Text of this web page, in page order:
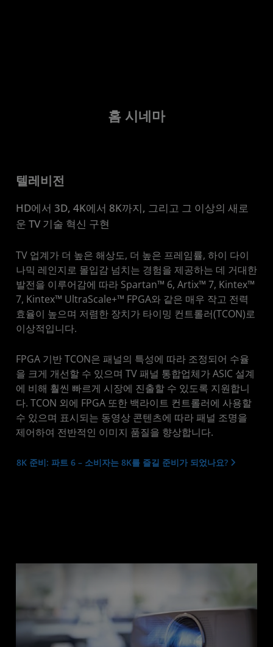
홈 시네마
텔레비전
HD에서 3D, 4K에서 8K까지, 그리고 그 이상의 새로
운 TV 기술 혁신 구현
TV 업계가 더 높은 해상도, 더 높은 프레임률, 하이 다이
나믹 레인지로 몰입감 넘치는 경험을 제공하는 데 거대한
발전을 이루어감에 따라 Spartan™ 6, Artix™ 7, Kintex™
7, Kintex™ UltraScale+™ FPGA와 같은 매우 작고 전력
효율이 높으며 저렴한 장치가 타이밍 컨트롤러(TCON)로
이상적입니다.
FPGA 기반 TCON은 패널의 특성에 따라 조정되어 수율
을 크게 개선할 수 있으며 TV 패널 통합업체가 ASIC 설계
에 비해 훨씬 빠르게 시장에 진출할 수 있도록 지원합니
다. TCON 외에 FPGA 또한 백라이트 컨트롤러에 사용할
수 있으며 표시되는 동영상 콘텐츠에 따라 패널 조명을
제어하여 전반적인 이미지 품질을 향상합니다.
8K 준비: 파트 6 – 소비자는 8K를 즐길 준비가 되었나요?